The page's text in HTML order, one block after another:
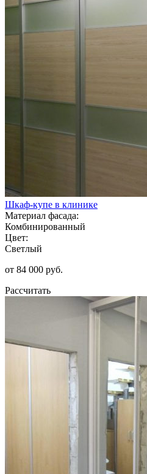
Шкаф-купе в клинике
Материал фасада:
Комбинированный
Цвет:
Светлый
от 84 000 руб.
Рассчитать